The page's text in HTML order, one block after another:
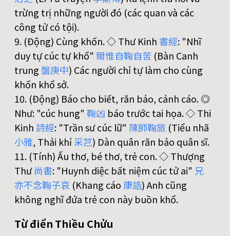
trừng trị những người đó (các quan và các
công tử có tội).
9. (Động) Cùng khốn. ◇ Thư Kinh書經: "Nhĩ
duy tự cúc tự khổ" 爾惟自鞠自苦 (Bàn Canh
trung盤庚中) Các người chỉ tự làm cho cùng
khốn khổ sở.
10. (Động) Báo cho biết, răn bảo, cảnh cáo. ◎
Như: "cúc hung" 鞠凶 báo trước tai họa. ◇ Thi
Kinh 詩經: "Trần sư cúc lữ" 陳師鞠旅 (Tiểu nhã
小雅, Thải khỉ采芑) Dàn quân răn bảo quân sĩ.
11. (Tính) Ấu thơ, bé thơ, trẻ con. ◇ Thượng
Thư尚書: "Huynh diệc bất niệm cúc tử ai" 兄
亦不念鞠子哀 (Khang cáo 康誥) Anh cũng
không nghĩ đứa trẻ con này buồn khổ.
Từ điển Thiều Chửu